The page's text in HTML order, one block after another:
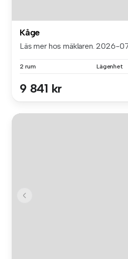
Kåge
Läs mer hos mäklaren. 2026-
2 rum Lägenhet
9 841 kr